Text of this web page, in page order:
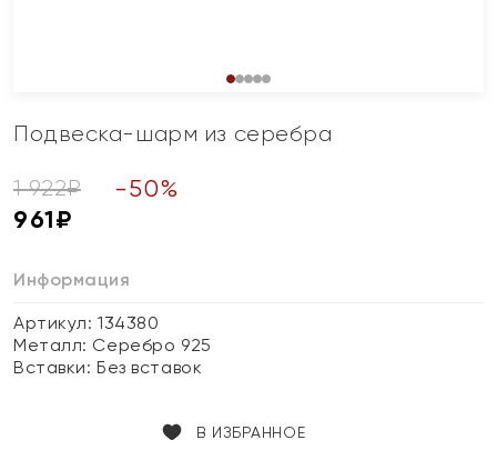
Подвеска-шарм из серебра
1 922₽ -50%
961₽
Информация
Артикул: 134380
Металл: Серебро 925
Вставки:Без вставок
В ИЗБРАННОЕ